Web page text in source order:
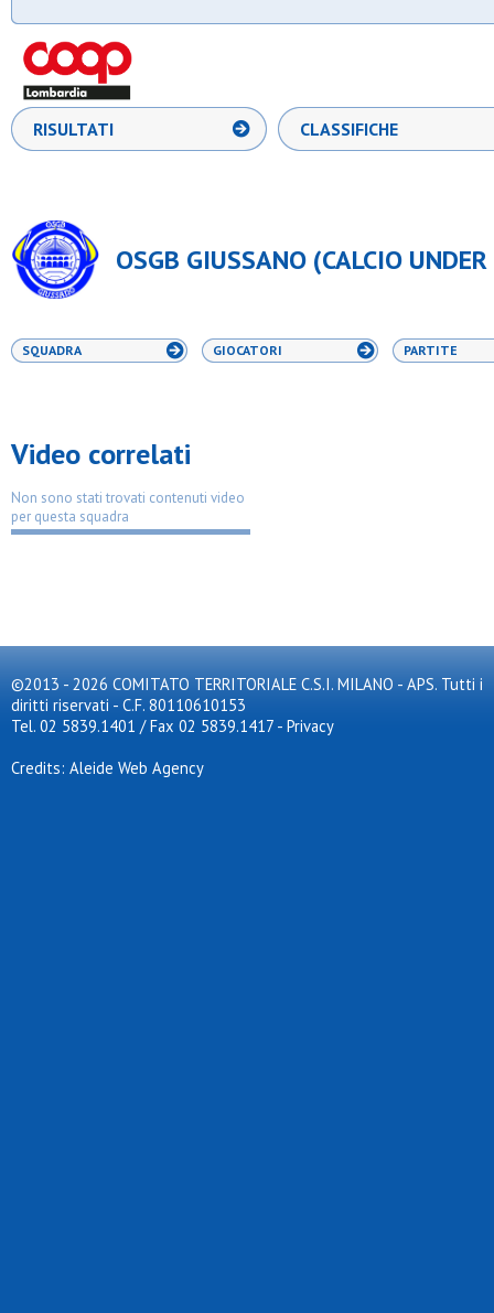
RISULTATI CLASSIFICHE
OSGB GIUSSANO (CALCIO
SQUADRA GIOCATORI PARTITE
Video correlati
Non sono stati trovati contenuti video
per questa squadra
©2013 - 2026 COMITATO TERRITORIALE C.S.I. MILANO - APS. Tutti i
diritti riservati - C.F. 80110610153
Tel. 02 5839.1401 / Fax 02 5839.1417 - Privacy
Credits: Aleide Web Agency